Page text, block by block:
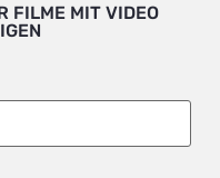
FILME MIT VIDEO